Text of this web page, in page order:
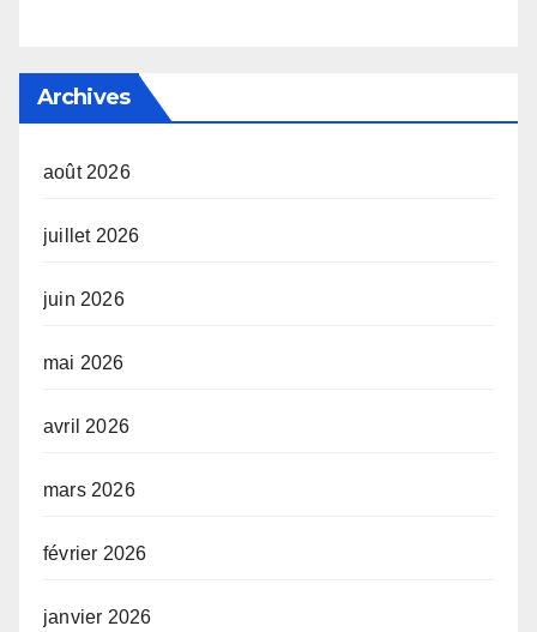
Archives
août 2026
juillet 2026
juin 2026
mai 2026
avril 2026
mars 2026
février 2026
janvier 2026